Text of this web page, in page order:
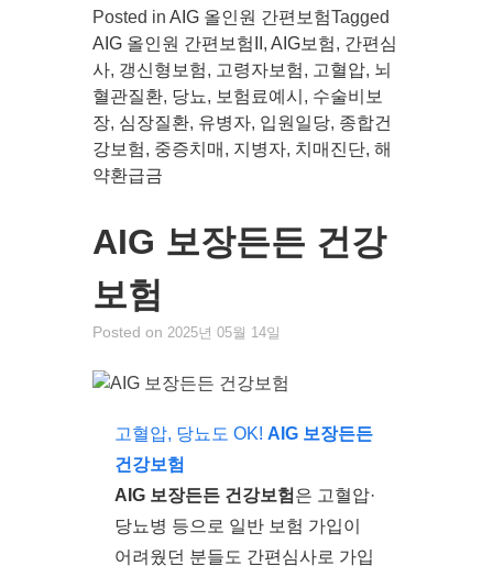
Posted in AIG 올인원 간편보험Tagged
AIG 올인원 간편보험II , AIG보험, 간편심
사, 갱신형보험, 고령자보험, 고혈압, 뇌
혈관질환, 당뇨, 보험료예시 , 수술비보
장, 심장질환, 유병자, 입원일당, 종합건
강보험, 중증치매 , 지병자, 치매진단, 해
약환급금
AIG 보장든든 건강
보험
Posted on 2025년 05월 14일
고혈압, 당뇨도 OK! AIG 보장든든
건강보험
AIG 보장든든 건강보험 은 고혈압·
당뇨병 등으로 일반 보험 가입이
어려웠던 분들도 간편심사로 가입